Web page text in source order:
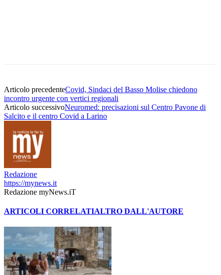
Articolo precedenteCovid, Sindaci del Basso Molise chiedono
incontro urgente con vertici regionali
Articolo successivoNeuromed: precisazioni sul Centro Pavone di
Salcito e il centro Covid a Larino
Redazione
https://mynews.it
Redazione myNews.iT
ARTICOLI CORRELATIALTRO DALL'AUTORE